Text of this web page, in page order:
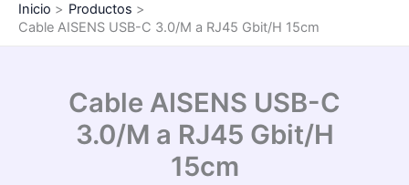
Inicio
Productos
Cable AISENS USB-C 3.0/M a RJ45 Gbit/H 15cm
Cable AISENS USB-C
3.0/M a RJ45 Gbit/H
15cm